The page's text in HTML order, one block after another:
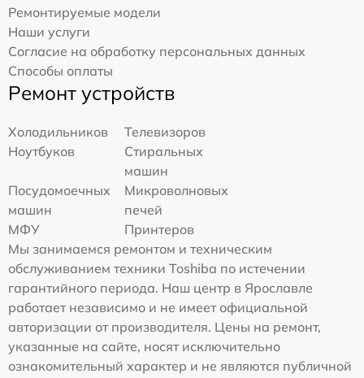
Ремонтируемые модели
Наши услуги
Согласие на обработку персональных данных
Способы оплаты
Ремонт устройств
Холодильников
Телевизоров
Ноутбуков
Стиральных
машин
Посудомоечных
машин
Микроволновых
печей
МФУ
Принтеров
Мы занимаемся ремонтом и техническим
обслуживанием техники Toshiba по истечении
гарантийного периода. Наш центр в Ярославле
работает независимо и не имеет официальной
авторизации от производителя. Цены на ремонт,
указанные на сайте, носят исключительно
ознакомительный характер и не являются публичной